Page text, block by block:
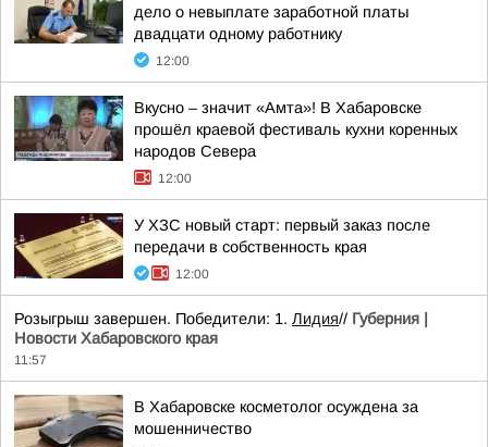
дело о невыплате заработной платы
двадцати одному работнику
12:00
Вкусно – значит «Амта»! В Хабаровске
прошёл краевой фестиваль кухни коренных
народов Севера
12:00
У ХЗС новый старт: первый заказ после
передачи в собственность края
12:00
Розыгрыш завершен. Победители: 1. Лидия// Губерния |
Новости Хабаровского края
11:57
В Хабаровске косметолог осуждена за
мошенничество